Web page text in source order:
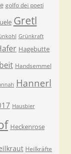
golfo dei poeti
Gretl
Grünkraft
Hagebutte
Handsemmel
Hannerl
Hausbier
Heckenrose
Heilkräfte